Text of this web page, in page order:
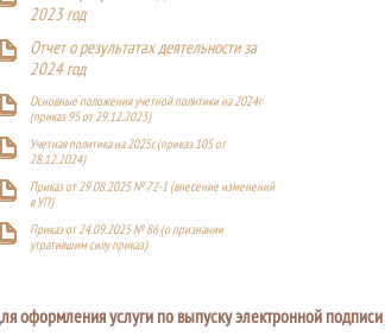
2023 год
Отчет о результатах деятельности за
2024 год
Основные положения учетной политики на 2024г
(приказ 95 от 29.12.2023)
Учетная политика на 2025г. (приказ 105 от
28.12.2024)
Приказ от 29.08.2025 № 72-1 (внесение изменений
в УП)
Приказ от 24.09.2025 № 86 (о признании
утратившим силу приказ)
оформления услуги по выпуску электронной подписи